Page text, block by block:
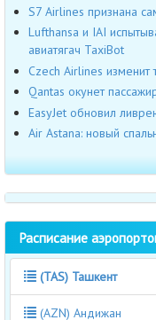
S7 Airlines признана
Lufthansa и IAI
авиатягач TaxiBot
Czech Airlines
Qantas окунет
EasyJet обновил
Air Astana: новый
Расписание
(TAS) Ташкент
(AZN) Андижан